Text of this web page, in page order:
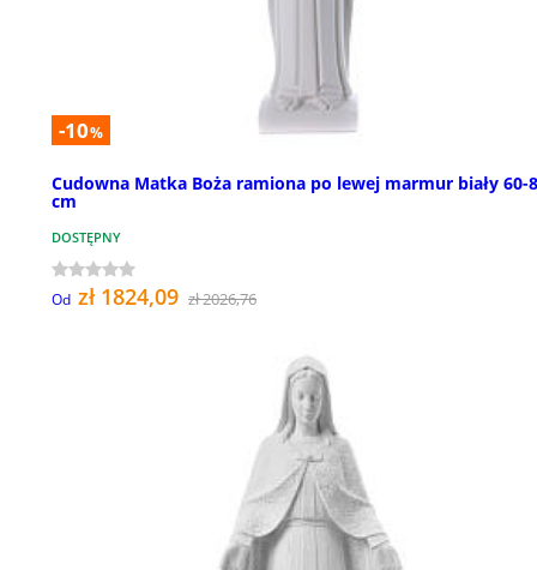
-10%
Cudowna Matka Boża ramiona po lewej marmur biały 60-
cm
DOSTĘPNY
Od zł 1824,09 zł 2026,76